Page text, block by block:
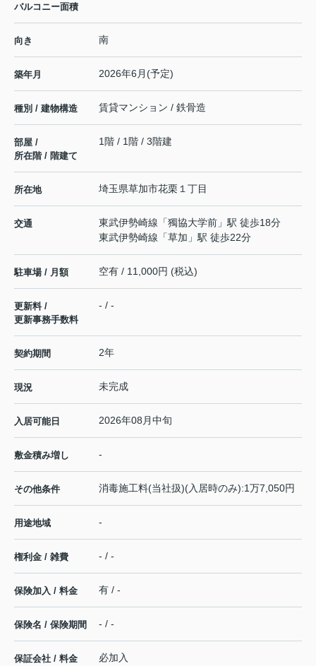
バルコニー面積
向き 南
築年月 2026年6月(予定)
種別 / 建物構造 賃貸マンション / 鉄骨造
部屋 /
所在階 / 階建て
1階 / 1階 / 3階建
所在地 埼玉県草加市花栗 １丁目
交通 東武伊勢崎線 「獨協大学前 」駅 徒歩18分
東武伊勢崎線 「草加 」駅 徒歩22分
駐車場 / 月額 空有 / 11,000円 (税込)
更新料 /
更新事務手数料
- / -
契約期間 2年
現況 未完成
入居可能日 2026年08月中旬
敷金積み増し -
その他条件 消毒施工料(当社扱)(入居時のみ):1万7,050円
用途地域 -
権利金 / 雑費 - / -
保険加入 / 料金 有 / -
保険名 / 保険期間 - / -
保証会社 / 料金
必加入